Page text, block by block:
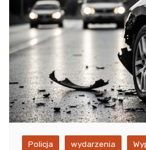
Policja wydarzenia